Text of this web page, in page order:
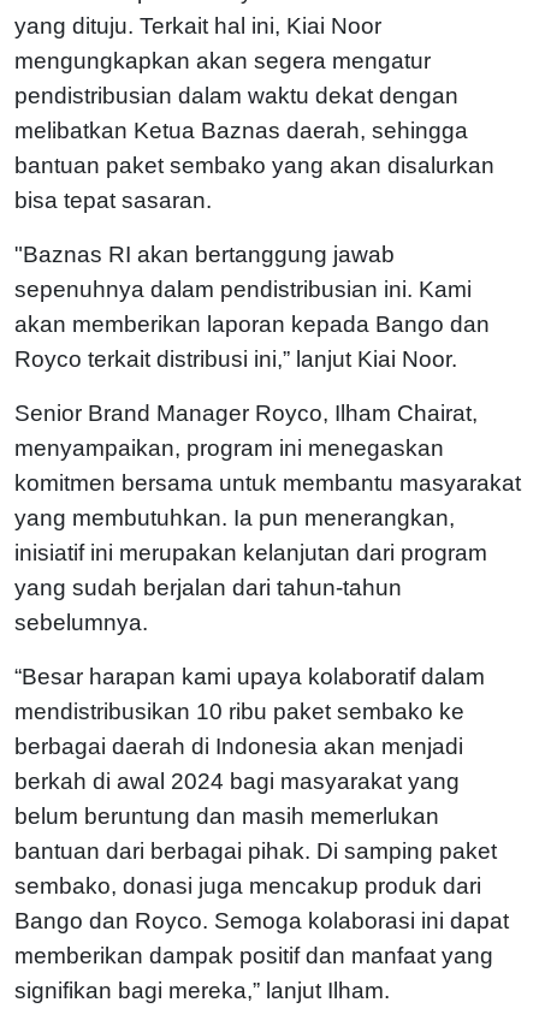
yang dituju. Terkait hal ini, Kiai Noor
mengungkapkan akan segera mengatur
pendistribusian dalam waktu dekat dengan
melibatkan Ketua Baznas daerah, sehingga
bantuan paket sembako yang akan disalurkan
bisa tepat sasaran.
"Baznas RI akan bertanggung jawab
sepenuhnya dalam pendistribusian ini. Kami
akan memberikan laporan kepada Bango dan
Royco terkait distribusi ini,” lanjut Kiai Noor.
Senior Brand Manager Royco, Ilham Chairat,
menyampaikan, program ini menegaskan
komitmen bersama untuk membantu masyarakat
yang membutuhkan. Ia pun menerangkan,
inisiatif ini merupakan kelanjutan dari program
yang sudah berjalan dari tahun-tahun
sebelumnya.
“Besar harapan kami upaya kolaboratif dalam
mendistribusikan 10 ribu paket sembako ke
berbagai daerah di Indonesia akan menjadi
berkah di awal 2024 bagi masyarakat yang
belum beruntung dan masih memerlukan
bantuan dari berbagai pihak. Di samping paket
sembako, donasi juga mencakup produk dari
Bango dan Royco. Semoga kolaborasi ini dapat
memberikan dampak positif dan manfaat yang
signifikan bagi mereka,” lanjut Ilham.